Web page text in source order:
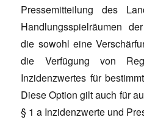
Pressemitteilung des
Handlungsspielräumen
die sowohl eine
die Verfügung von
Inzidenzwertes für
Diese Option gilt auch für
§ 1 a Inzidenzwerte und